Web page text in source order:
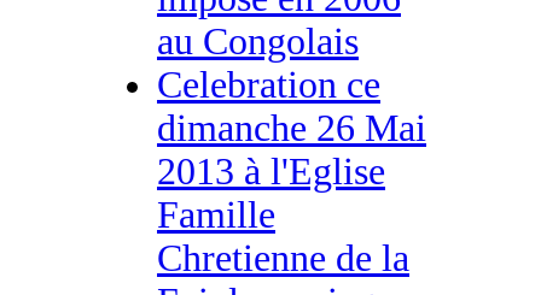
au Congolais
Celebration ce
dimanche 26 Mai
2013 à l'Eglise
Famille
Chretienne de la